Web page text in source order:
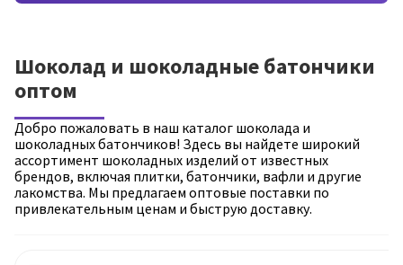
Шоколад и шоколадные батончики
оптом
Добро пожаловать в наш каталог шоколада и
шоколадных батончиков! Здесь вы найдете широкий
ассортимент шоколадных изделий от известных
брендов, включая плитки, батончики, вафли и другие
лакомства. Мы предлагаем оптовые поставки по
привлекательным ценам и быструю доставку.